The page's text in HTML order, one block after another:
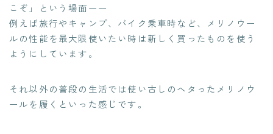
こぞ」という場面ーー
例えば旅行やキャンプ、バイク乗車時など、メリノウー
ルの性能を最大限使いたい時は新しく買ったものを使う
ようにしています。
それ以外の普段の生活では使い古しのヘタったメリノウ
ールを履くといった感じです。